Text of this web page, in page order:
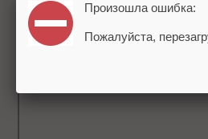
Произошла ошибка:
Пожалуйста,